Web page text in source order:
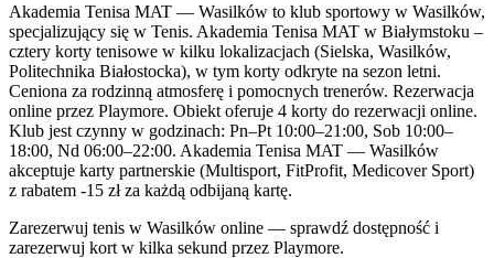
Akademia Tenisa MAT — Wasilków to klub sportowy w Wasilków,
specjalizujący się w Tenis. Akademia Tenisa MAT w Białymstoku –
cztery korty tenisowe w kilku lokalizacjach (Sielska, Wasilków,
Politechnika Białostocka), w tym korty odkryte na sezon letni.
Ceniona za rodzinną atmosferę i pomocnych trenerów. Rezerwacja
online przez Playmore. Obiekt oferuje 4 korty do rezerwacji online.
Klub jest czynny w godzinach: Pn–Pt 10:00–21:00, Sob 10:00–
18:00, Nd 06:00–22:00. Akademia Tenisa MAT — Wasilków
akceptuje karty partnerskie (Multisport, FitProfit, Medicover Sport)
z rabatem -15 zł za każdą odbijaną kartę.
Zarezerwuj tenis w Wasilków online — sprawdź dostępność i
zarezerwuj kort w kilka sekund przez Playmore.